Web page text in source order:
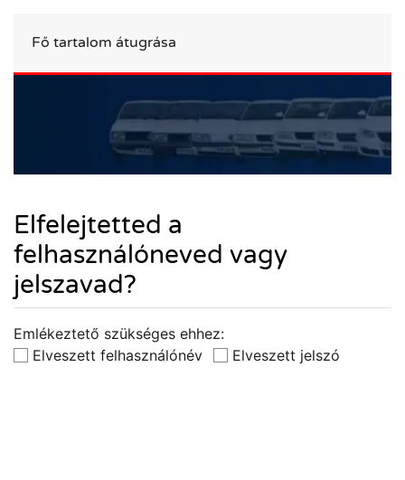
Fő tartalom átugrása
Elfelejtetted a
felhasználóneved vagy
jelszavad?
Emlékeztető szükséges ehhez:
Elveszett felhasználónév
Elveszett jelszó